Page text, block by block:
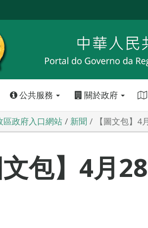
公共服務 關於政府
區政府入口網站 新聞 【圖文包】4
文包】4月